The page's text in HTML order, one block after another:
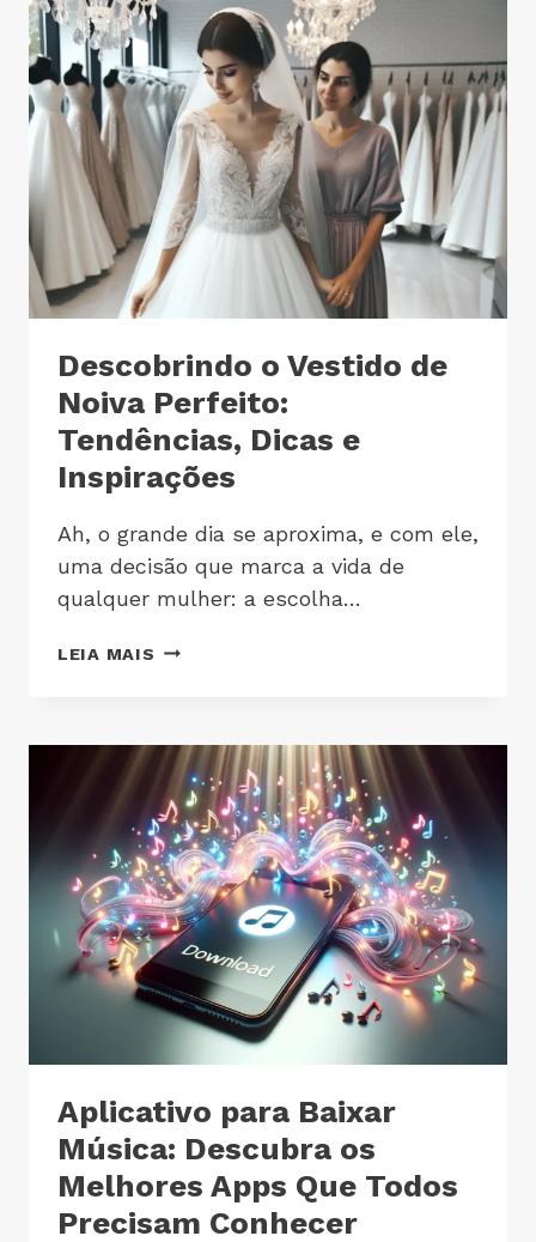
Descobrindo o Vestido de
Noiva Perfeito:
Tendências, Dicas e
Inspirações
Ah, o grande dia se aproxima, e com ele,
uma decisão que marca a vida de
qualquer mulher: a escolha…
LEIA MAIS
Aplicativo para Baixar
Música: Descubra os
Melhores Apps Que Todos
Precisam Conhecer